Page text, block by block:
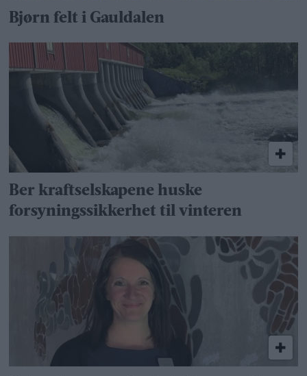
Bjørn felt i Gauldalen
Ber kraftselskapene huske
forsyningssikkerhet til vinteren